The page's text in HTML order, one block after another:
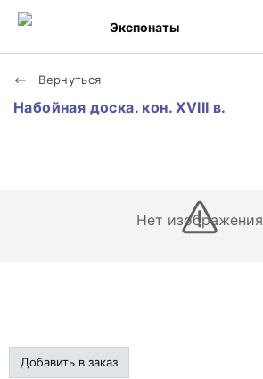
Экспонаты
Вернуться
Набойная доска. кон. XVIII в.
Нет изображения
Добавить в заказ